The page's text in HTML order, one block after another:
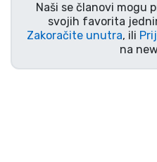
Naši se članovi mogu
svojih favorita
Zakoračite unutra, ili
na
Anime proizvodi
Gamer proizvodi